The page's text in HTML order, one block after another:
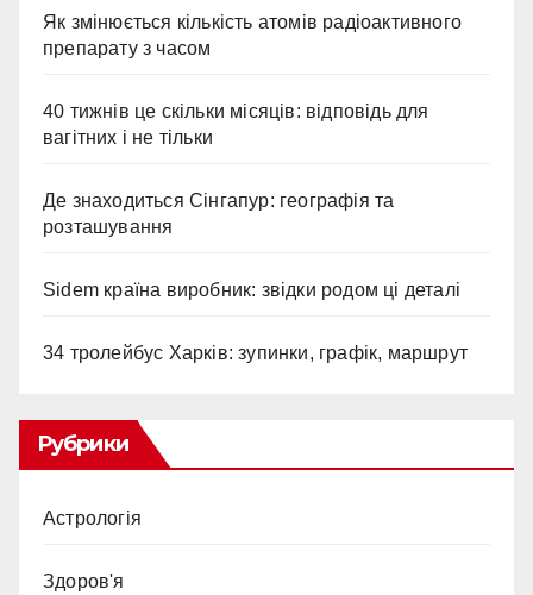
Як змінюється кількість атомів радіоактивного
препарату з часом
40 тижнів це скільки місяців: відповідь для
вагітних і не тільки
Де знаходиться Сінгапур: географія та
розташування
Sidem країна виробник: звідки родом ці деталі
34 тролейбус Харків: зупинки, графік, маршрут
Рубрики
Астрологія
Здоров'я